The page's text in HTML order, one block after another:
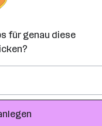
für genau diese